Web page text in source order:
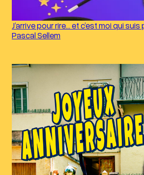
J’arrive pour rire… et c’est moi qui
Pascal Sellem